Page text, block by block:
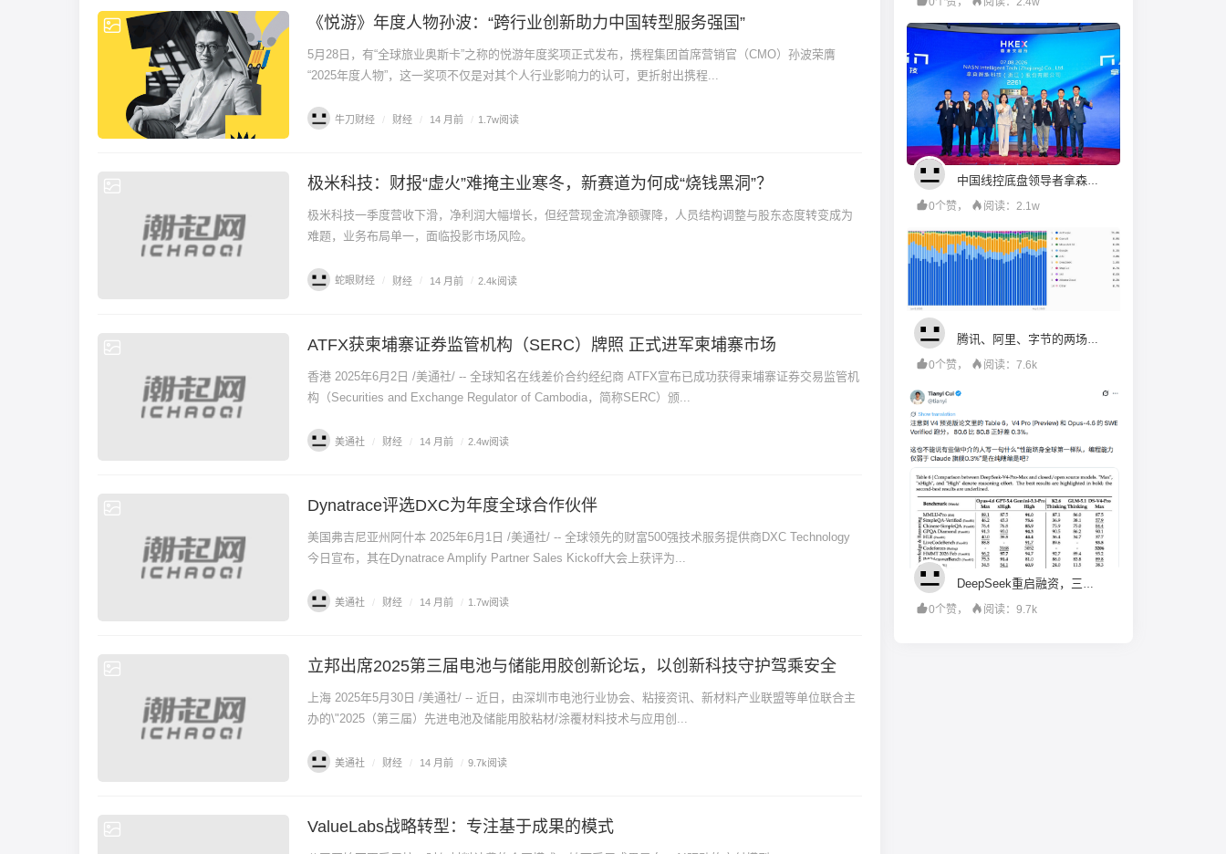
财经
《悦游》年度人物孙波：“跨行业创新助力中国转型服务强国”
5月28日，有“全球旅业奥斯卡”之称的悦游年度奖项正式发布，携程集团首席营销官（CMO）孙波荣膺
“2025年度人物”，这一奖项不仅是对其个人行业影响力的认可，更折射出携程...
牛刀财经 / 财经 / 14 月前 / 1.7w阅读
极米科技：财报“虚火”难掩主业寒冬，新赛道为何成“烧钱黑洞”？
极米科技一季度营收下滑，净利润大幅增长，但经营现金流净额骤降，人员结构调整与股东态度转变成为
难题，业务布局单一，面临投影市场风险。
蛇眼财经 / 财经 / 14 月前 / 2.4k阅读
财经
ATFX获柬埔寨证券监管机构（SERC）牌照 正式进军柬埔寨市场
香港 2025年6月2日 /美通社/ -- 全球知名在线差价合约经纪商 ATFX宣布已成功获得柬埔寨证券交易监管机
构（Securities and Exchange Regulator of Cambodia，简称SERC）颁...
美通社 / 财经 / 14 月前 / 2.4w阅读
Dynatrace评选DXC为年度全球合作伙伴
美国弗吉尼亚州阿什本 2025年6月1日 /美通社/ -- 全球领先的财富500强技术服务提供商DXC Technology
今日宣布，其在Dynatrace Amplify Partner Sales Kickoff大会上获评为...
美通社 / 财经 / 14 月前 / 1.7w阅读
财经
立邦出席2025第三届电池与储能用胶创新论坛，以创新科技守护驾乘安全
上海 2025年5月30日 /美通社/ -- 近日，由深圳市电池行业协会、粘接资讯、新材料产业联盟等单位联合主
办的\"2025（第三届）先进电池及储能用胶粘材/涂覆材料技术与应用创...
美通社 / 财经 / 14 月前 / 9.7k阅读
ValueLabs战略转型：专注基于成果的模式
中国线控底盘领导者拿森科技成功登陆香港交易所
0个赞，
阅读：2.1w
腾讯、阿里、字节的两场仗：补Coding旧账，赌Work未来
0个赞，
阅读：7.6k
0个赞，
阅读：9.7k